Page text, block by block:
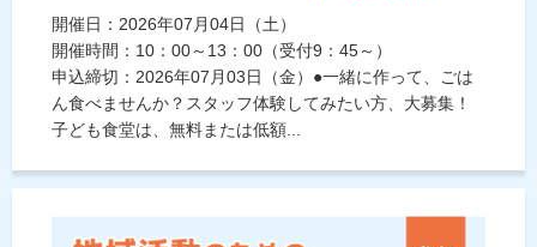
開催日：2026年07月04日（土）
開催時間：10：00～13：00（受付9：45～）
申込締切：2026年07月03日（金）●一緒に作って、ごは
ん食べませんか？スタッフ体験してみたい方、大募集！
子ども食堂は、無料または低額...